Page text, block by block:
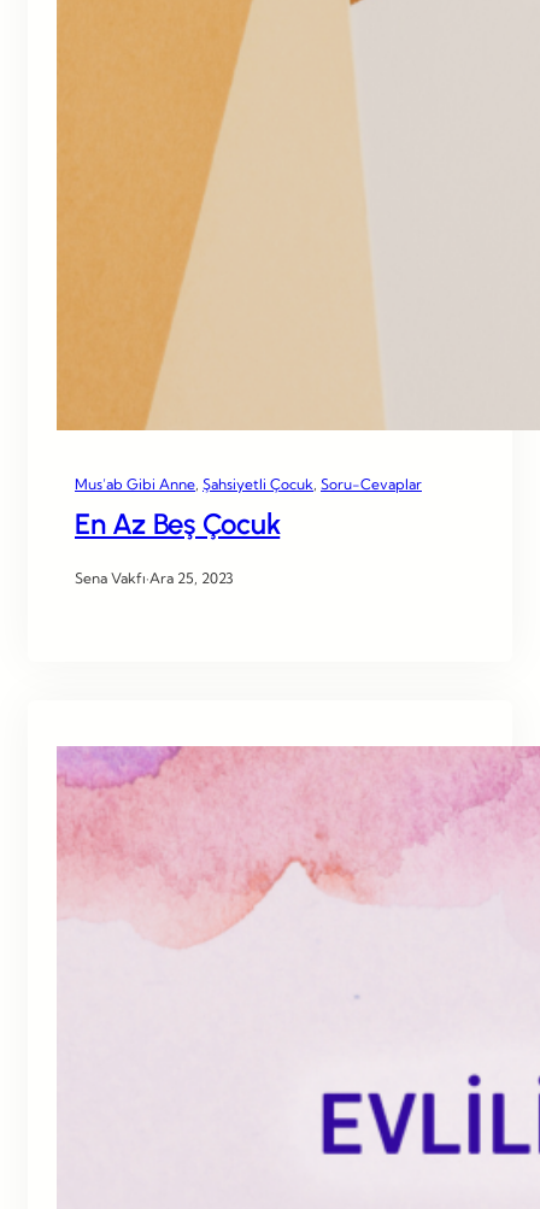
Mus’ab Gibi Anne Şahsiyetli Çocuk Soru-Cevaplar
En Az Beş Çocuk
Sena Vakfı·Ara 25, 2023